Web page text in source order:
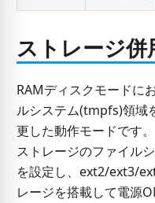
ストレージ併
RAMディスクモードに
ルシステム(tmpfs)領域
更した動作モードです。
ストレージのファイル
を設定し、ext2/ext3/
レージを搭載して電源